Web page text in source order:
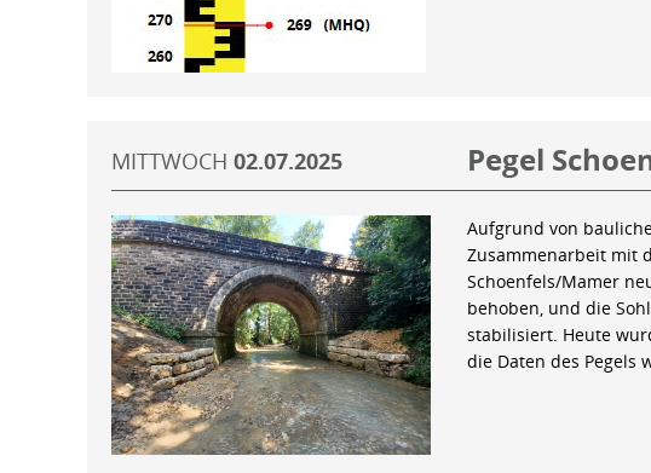
MITTWOCH 02.07.2025 Pegel
Aufgrund von
Zusammenarbeit mit
Schoenfels/Mamer
behoben, und die
stabilisiert. Heute
die Daten des Pegels